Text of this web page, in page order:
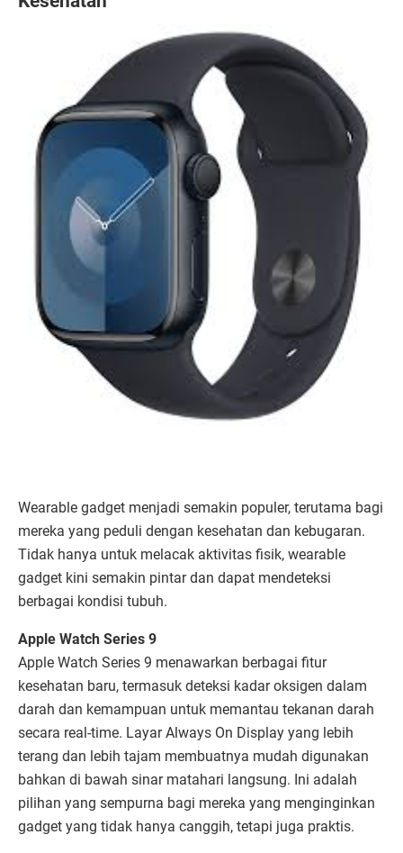
Wearable gadget menjadi semakin populer, terutama bagi
mereka yang peduli dengan kesehatan dan kebugaran.
Tidak hanya untuk melacak aktivitas fisik, wearable
gadget kini semakin pintar dan dapat mendeteksi
berbagai kondisi tubuh.
Apple Watch Series 9
Apple Watch Series 9 menawarkan berbagai fitur
kesehatan baru, termasuk deteksi kadar oksigen dalam
darah dan kemampuan untuk memantau tekanan darah
secara real-time. Layar Always On Display yang lebih
terang dan lebih tajam membuatnya mudah digunakan
bahkan di bawah sinar matahari langsung. Ini adalah
pilihan yang sempurna bagi mereka yang menginginkan
gadget yang tidak hanya canggih, tetapi juga praktis.